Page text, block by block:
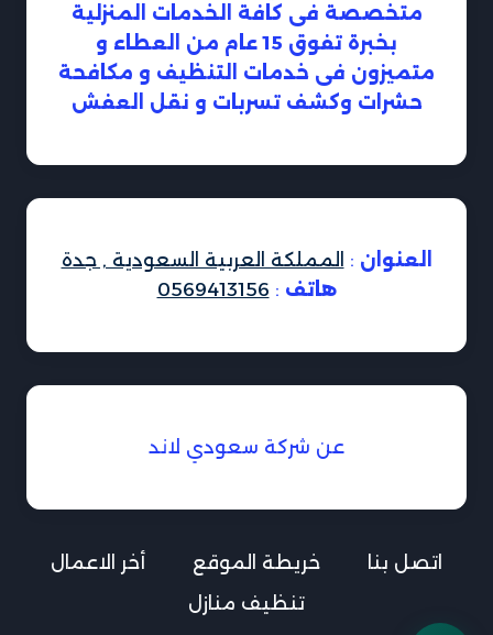
متخصصة فى كافة الخدمات المنزلية
بخبرة تفوق 15 عام من العطاء و
متميزون فى خدمات التنظيف و مكافحة
حشرات وكشف تسربات و نقل العفش
العنوان : المملكة العربية السعودية , جدة
هاتف :
0569413156
عن شركة سعودي لاند
اتصل بنا خريطة الموقع
أخر الاعمال
تنظيف منازل